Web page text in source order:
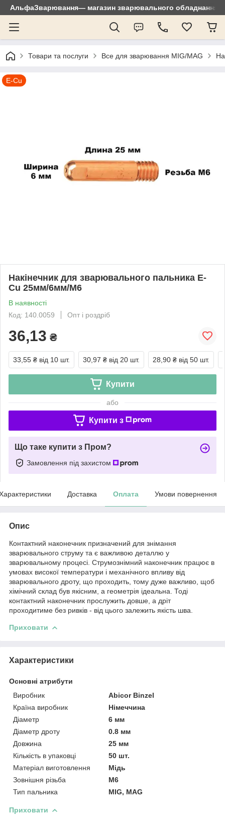
АльфаЗварювання— магазин зварювального обладнання:
Товари та послуги Все для зварювання MIG/MAG
E-Cu
Накінечник для зварювального пальника E-
Cu 25мм/6мм/М6
В наявності
Код: 140.0059
Опт і роздріб
36,13 ₴
33,55 ₴ від 10 шт. 30,97 ₴ від 20 шт. 28,90 ₴ від 50 шт.
Купити
або
Купити з
Що таке купити з Пром?
Замовлення під захистом
Доставка Оплата Умови повернення
Опис
Контактний наконечник призначений для знімання
зварювального струму та є важливою деталлю у
зварювальному процесі. Струмознімний наконечник працює в
умовах високої температури і механічного впливу від
зварювального дроту, що проходить, тому дуже важливо, щоб
хімічний склад був якісним, а геометрія ідеальна. Тоді
контактний наконечник прослужить довше, а дріт
проходитиме без ривків - від цього залежить якість шва.
Приховати
Характеристики
Основні атрибути
Виробник
Abicor Binzel
Країна виробник
Німеччина
Діаметр
6 мм
Діаметр дроту
0.8 мм
Довжина
25 мм
Кількість в упаковці
50 шт.
Матеріал виготовлення
Мідь
Зовнішня різьба
M6
Тип пальника
MIG, MAG
Приховати